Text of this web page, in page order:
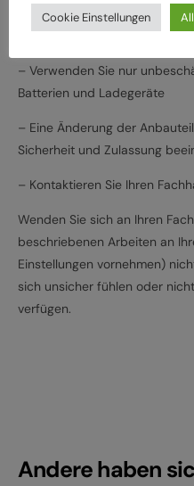
der Batterie, insbesondere
und Ort des Ladevorgangs
– Verwenden Sie nur
Batterien und Ladegeräte
– Eine Änderung der
Sicherheit und Zulassung
– Kontaktieren Sie Ihren
Wenden Sie sich an Ihren
beschriebenen Arbeiten an
Einstellungen vornehmen)
sich unsicher fühlen oder
verfügen.
Andere haben
Cookie Einstellungen